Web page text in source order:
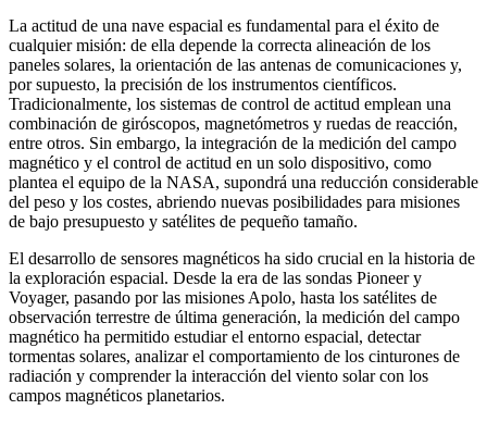
La actitud de una nave espacial es fundamental para el éxito de
cualquier misión: de ella depende la correcta alineación de los
paneles solares, la orientación de las antenas de comunicaciones y,
por supuesto, la precisión de los instrumentos científicos.
Tradicionalmente, los sistemas de control de actitud emplean una
combinación de giróscopos, magnetómetros y ruedas de reacción,
entre otros. Sin embargo, la integración de la medición del campo
magnético y el control de actitud en un solo dispositivo, como
plantea el equipo de la NASA, supondrá una reducción considerable
del peso y los costes, abriendo nuevas posibilidades para misiones
de bajo presupuesto y satélites de pequeño tamaño.
El desarrollo de sensores magnéticos ha sido crucial en la historia de
la exploración espacial. Desde la era de las sondas Pioneer y
Voyager, pasando por las misiones Apolo, hasta los satélites de
observación terrestre de última generación, la medición del campo
magnético ha permitido estudiar el entorno espacial, detectar
tormentas solares, analizar el comportamiento de los cinturones de
radiación y comprender la interacción del viento solar con los
campos magnéticos planetarios.